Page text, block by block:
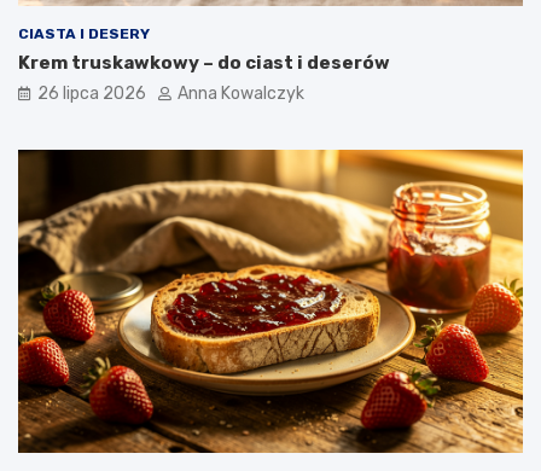
CIASTA I DESERY
Krem truskawkowy – do ciast i deserów
26 lipca 2026 Anna Kowalczyk